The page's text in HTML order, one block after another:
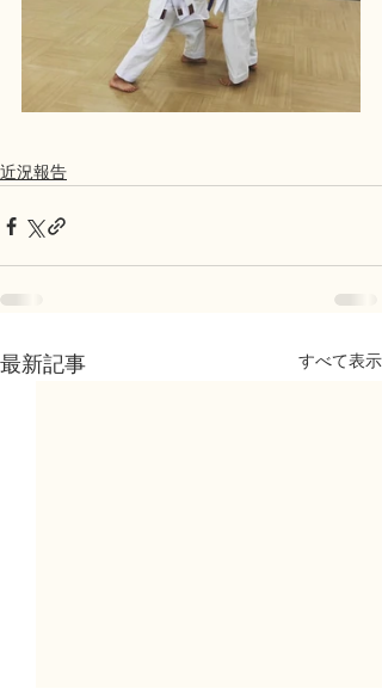
近況報告
最新記事 すべて表示